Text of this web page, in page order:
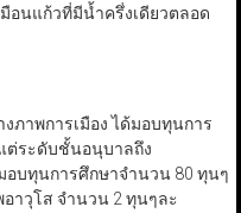
อนแก้วที่มีน้ำครึ่งเดียวตลอด
าพการเมือง ได้มอบทุนการ
ต่ระดับชั้นอนุบาลถึง
อบทุนการศึกษาจำนวน 80 ทุนๆ
าวุโส จำนวน 2 ทุนๆละ